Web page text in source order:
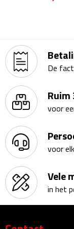
Kopjes
Mokken
Schoteltjes
Thermossets
Kantoor &
Agenda's &
De
voor
voor
Vele
in het